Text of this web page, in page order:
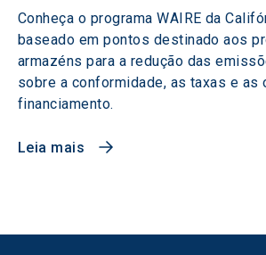
Conheça o programa WAIRE da
baseado em pontos destinado aos
armazéns para a redução das
sobre a conformidade, as taxas e as
financiamento.
Leia mais